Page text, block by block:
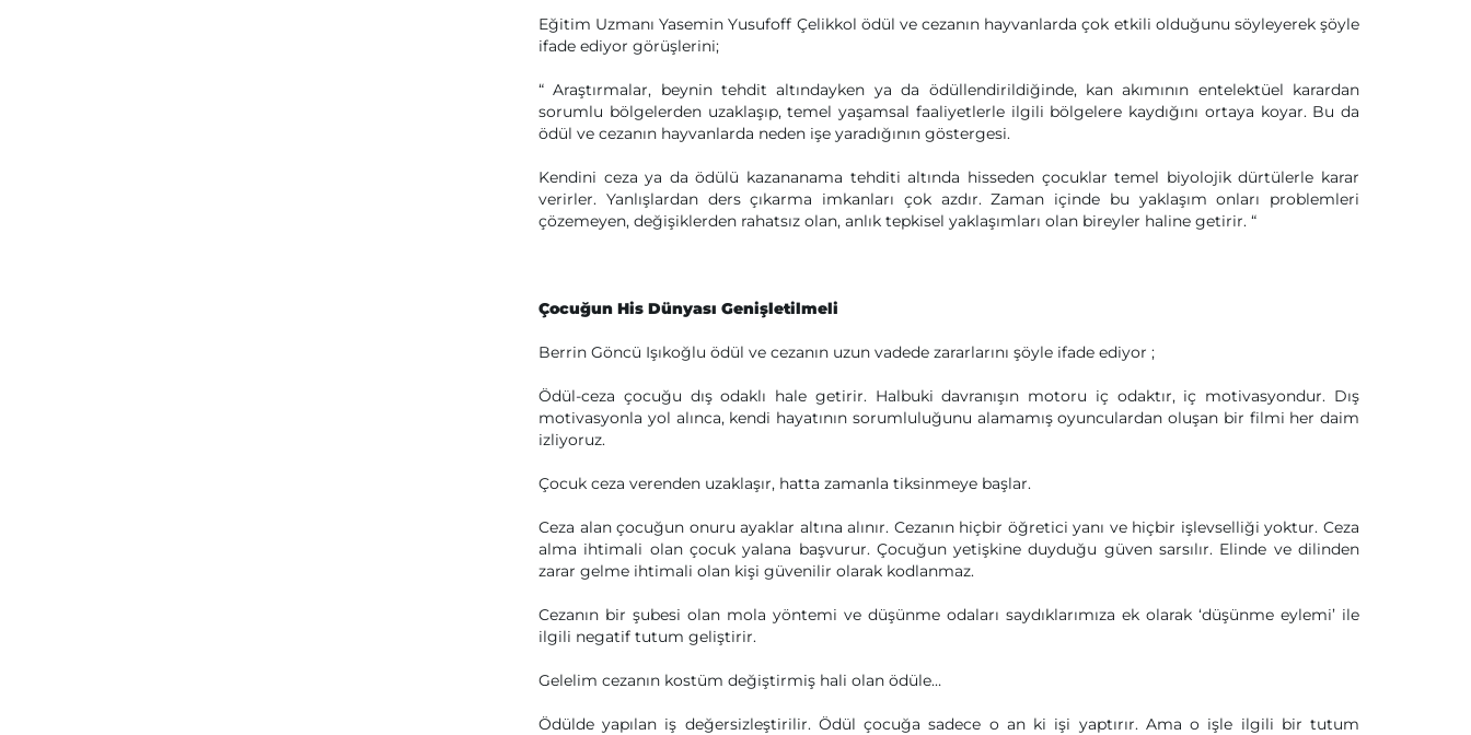
Eğitim Uzmanı Yasemin Yusufoff Çelikkol ödül ve cezanın hayvanlarda çok etkili olduğunu söyleyerek şöyle
ifade ediyor görüşlerini;
“ Araştırmalar, beynin tehdit altındayken ya da ödüllendirildiğinde, kan akımının entelektüel karardan
sorumlu bölgelerden uzaklaşıp, temel yaşamsal faaliyetlerle ilgili bölgelere kaydığını ortaya koyar. Bu da
ödül ve cezanın hayvanlarda neden işe yaradığının göstergesi.
Kendini ceza ya da ödülü kazananama tehditi altında hisseden çocuklar temel biyolojik dürtülerle karar
verirler. Yanlışlardan ders çıkarma imkanları çok azdır. Zaman içinde bu yaklaşım onları problemleri
çözemeyen, değişiklerden rahatsız olan, anlık tepkisel yaklaşımları olan bireyler haline getirir. “
Çocuğun His Dünyası Genişletilmeli
Berrin Göncü Işıkoğlu ödül ve cezanın uzun vadede zararlarını şöyle ifade ediyor ;
Ödül-ceza çocuğu dış odaklı hale getirir. Halbuki davranışın motoru iç odaktır, iç motivasyondur. Dış
motivasyonla yol alınca, kendi hayatının sorumluluğunu alamamış oyunculardan oluşan bir filmi her daim
izliyoruz.
Çocuk ceza verenden uzaklaşır, hatta zamanla tiksinmeye başlar.
Ceza alan çocuğun onuru ayaklar altına alınır. Cezanın hiçbir öğretici yanı ve hiçbir işlevselliği yoktur. Ceza
alma ihtimali olan çocuk yalana başvurur. Çocuğun yetişkine duyduğu güven sarsılır. Elinde ve dilinden
zarar gelme ihtimali olan kişi güvenilir olarak kodlanmaz.
Cezanın bir şubesi olan mola yöntemi ve düşünme odaları saydıklarımıza ek olarak ‘düşünme eylemi’ ile
ilgili negatif tutum geliştirir.
Gelelim cezanın kostüm değiştirmiş hali olan ödüle…
Ödülde yapılan iş değersizleştirilir. Ödül çocuğa sadece o an ki işi yaptırır. Ama o işle ilgili bir tutum